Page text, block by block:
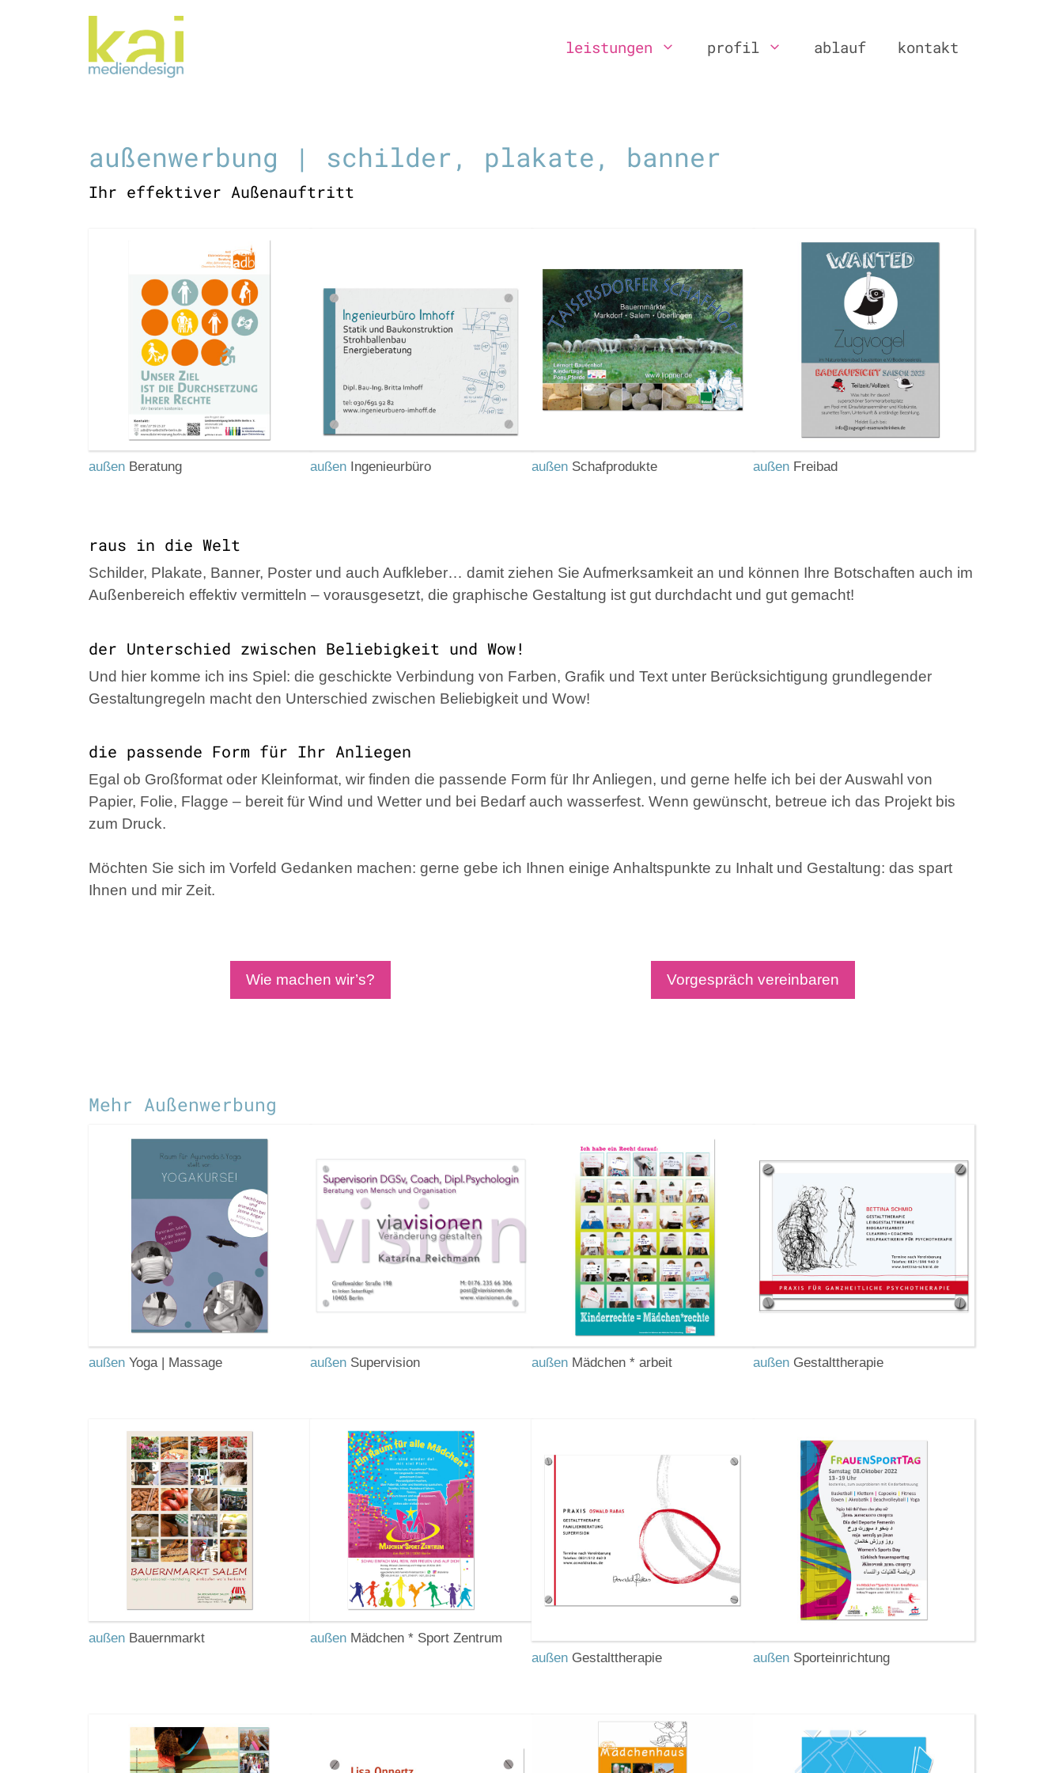
leistungen profil ablauf kontakt
außenwerbung | schilder, plakate, banner
Ihr effektiver Außenauftritt
außen Beratung außen Ingenieurbüro außen Schafprodukte außen Freibad
raus in die Welt
Schilder, Plakate, Banner, Poster und auch Aufkleber… damit ziehen Sie Aufmerksamkeit an und können Ihre Botschaften auch im
Außenbereich effektiv vermitteln – vorausgesetzt, die graphische Gestaltung ist gut durchdacht und gut gemacht!
der Unterschied zwischen Beliebigkeit und Wow!
Und hier komme ich ins Spiel: die geschickte Verbindung von Farben, Grafik und Text unter Berücksichtigung grundlegender
Gestaltungregeln macht den Unterschied zwischen Beliebigkeit und Wow!
die passende Form für Ihr Anliegen
Egal ob Großformat oder Kleinformat, wir finden die passende Form für Ihr Anliegen, und gerne helfe ich bei der Auswahl von
Papier, Folie, Flagge – bereit für Wind und Wetter und bei Bedarf auch wasserfest. Wenn gewünscht, betreue ich das Projekt bis
zum Druck.
Möchten Sie sich im Vorfeld Gedanken machen: gerne gebe ich Ihnen einige Anhaltspunkte zu Inhalt und Gestaltung: das spart
Ihnen und mir Zeit.
Wie machen wir’s? Vorgespräch vereinbaren
Mehr Außenwerbung
außen Yoga | Massage außen Supervision außen Mädchen * arbeit außen Gestalttherapie
außen Bauernmarkt außen Mädchen * Sport Zentrum
außen Gestalttherapie außen Sporteinrichtung